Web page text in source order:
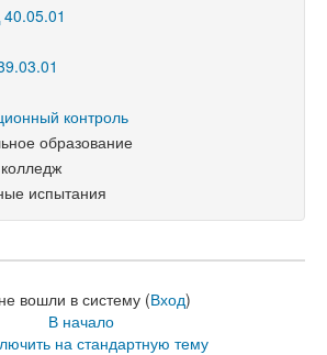
контроль
образование
испытания
вошли в систему (Вход)
В начало
на стандартную тему